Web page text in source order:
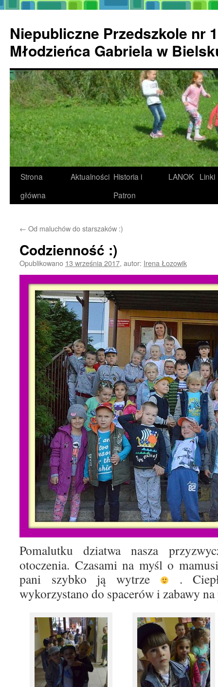
treści
Niepubliczne Przedszkole nr
Młodzieńca Gabriela w
Strona
główna
Aktualności Historia i
Patron
LANOK Linki
← Od maluchów do starszaków :)
Codzienność :)
Opublikowano 13 września 2017, autor: Irena Łozowik
Pomalutku dziatwa nasza
otoczenia. Czasami na myśl o
pani szybko ją wytrze
.
wykorzystano do spacerów i zabawy na